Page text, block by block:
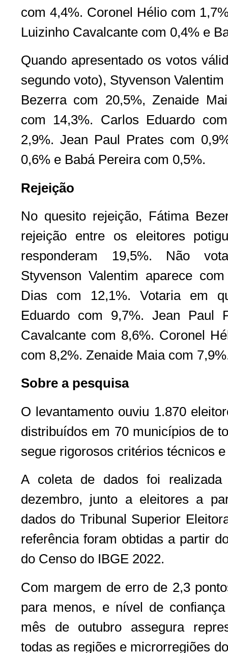
com 4,4%. Coronel Hélio com
Luizinho Cavalcante com 0,4% e
Quando apresentado os votos
segundo voto), Styvenson
Bezerra com 20,5%, Zenaide
com 14,3%. Carlos Eduardo
2,9%. Jean Paul Prates com
0,6% e Babá Pereira com 0,5%.
Rejeição
No quesito rejeição, Fátima
rejeição entre os eleitores
responderam 19,5%. Não
Styvenson Valentim aparece
Dias com 12,1%. Votaria em
Eduardo com 9,7%. Jean Paul
Cavalcante com 8,6%. Coronel
com 8,2%. Zenaide Maia com
Sobre a pesquisa
O levantamento ouviu 1.870
distribuídos em 70 municípios de
segue rigorosos critérios técnicos
A coleta de dados foi
dezembro, junto a eleitores a
dados do Tribunal Superior
referência foram obtidas a partir
do Censo do IBGE 2022.
Com margem de erro de 2,3
para menos, e nível de
mês de outubro assegura
todas as regiões e microrregiões